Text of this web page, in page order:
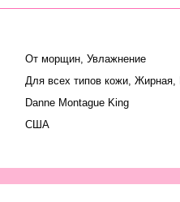
От морщин, Увлажнение
Для всех типов кожи, Жирная,
Danne Montague King
США